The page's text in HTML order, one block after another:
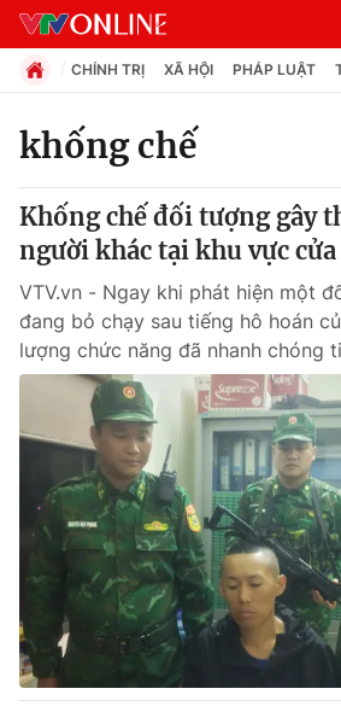
Chuyên mục
Chính trị
Xã hội
Pháp luật
Y tế
Thế giới
Tin tức
Thế giới đó đây
Câu chuyện quốc tế
Kinh tế
Tài chính
Thị trường
Dữ liệu và đời sống
CHÍNH TRỊ XÃ HỘI PHÁP LUẬT
khống chế
Khống chế đối tượng gây
người khác tại khu vực
VTV.vn - Ngay khi phát hiện một
đang bỏ chạy sau tiếng hô hoán
lượng chức năng đã nhanh chóng